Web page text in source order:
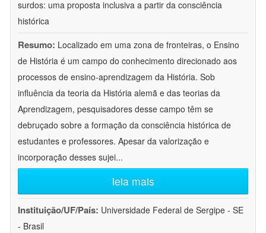
surdos: uma proposta inclusiva a partir da consciência
histórica
Resumo: Localizado em uma zona de fronteiras, o Ensino
de História é um campo do conhecimento direcionado aos
processos de ensino-aprendizagem da História. Sob
influência da teoria da História alemã e das teorias da
Aprendizagem, pesquisadores desse campo têm se
debruçado sobre a formação da consciência histórica de
estudantes e professores. Apesar da valorização e
incorporação desses sujei...
leia mais
Instituição/UF/País: Universidade Federal de Sergipe - SE
- Brasil